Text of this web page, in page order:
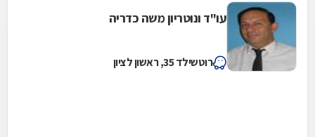
עו"ד ונוטריון משה כדריה
רוטשילד 35, ראשון לציון